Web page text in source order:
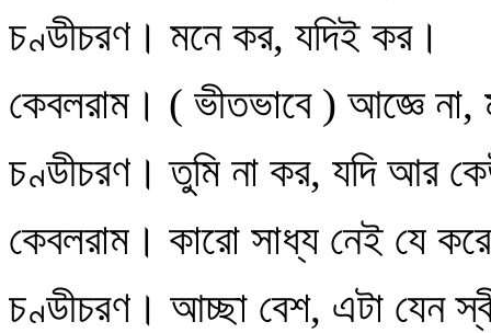
চণ্ডীচরণ। মনে কর, যদিই কর।
কেবলরাম। ( ভীতভাবে ) আজ্ঞে না,
চণ্ডীচরণ। তুমি না কর, যদি আর
কেবলরাম। কারো সাধ্য নেই যে
চণ্ডীচরণ। আচ্ছা বেশ, এটা যেন